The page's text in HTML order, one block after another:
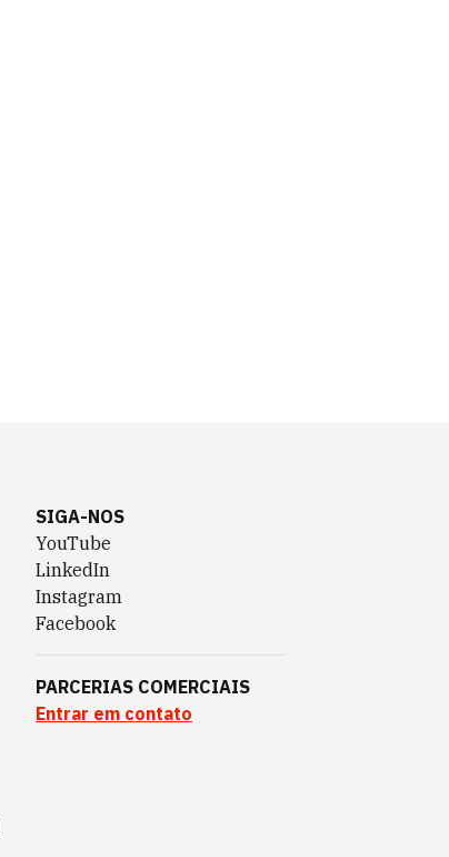
SIGA-NOS
YouTube
LinkedIn
Instagram
Facebook
PARCERIAS COMERCIAIS
Entrar em contato